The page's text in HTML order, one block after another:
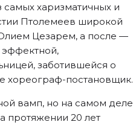
харизматичных и
Птолемеев широкой
Цезарем, а после —
заботившейся о
хореограф-постановщик.
вамп, но на самом деле
протяжении 20 лет